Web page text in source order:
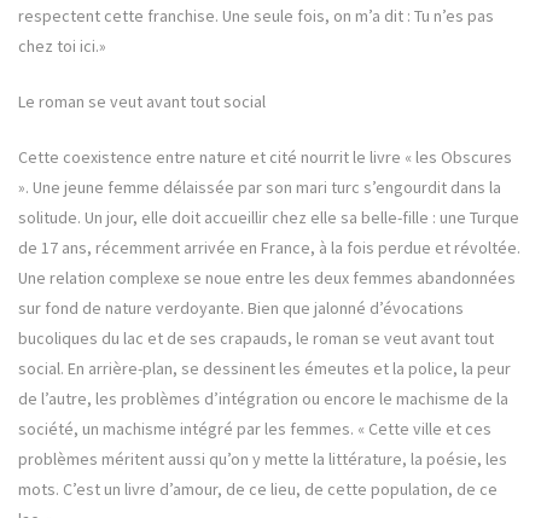
respectent cette franchise. Une seule fois, on m’a dit : Tu n’es pas
chez toi ici.»
Le roman se veut avant tout social
Cette coexistence entre nature et cité nourrit le livre « les Obscures
». Une jeune femme délaissée par son mari turc s’engourdit dans la
solitude. Un jour, elle doit accueillir chez elle sa belle-fille : une Turque
de 17 ans, récemment arrivée en France, à la fois perdue et révoltée.
Une relation complexe se noue entre les deux femmes abandonnées
sur fond de nature verdoyante. Bien que jalonné d’évocations
bucoliques du lac et de ses crapauds, le roman se veut avant tout
social. En arrière-plan, se dessinent les émeutes et la police, la peur
de l’autre, les problèmes d’intégration ou encore le machisme de la
société, un machisme intégré par les femmes. « Cette ville et ces
problèmes méritent aussi qu’on y mette la littérature, la poésie, les
mots. C’est un livre d’amour, de ce lieu, de cette population, de ce